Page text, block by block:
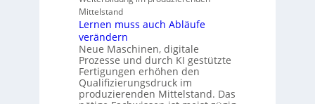
e
m
ö
g
l
i
c
h
e
n
o
m
w
a
r
e
-
G
r
t
o
r
t
n
e
h
r
l
i
c
h
e
r
Mittelstand
Lernen muss auch Abläufe
verändern
Neue Maschinen, digitale
Prozesse und durch KI gestützte
Fertigungen erhöhen den
Qualifizierungsdruck im
produzierenden Mittelstand. Das